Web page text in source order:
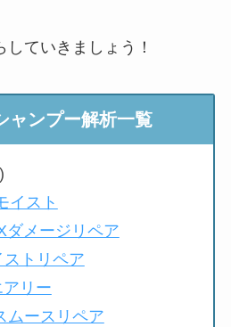
ていきましょう！
ャンプー解析一覧
イスト
ダメージリペア
トリペア
リー
ムースリペア